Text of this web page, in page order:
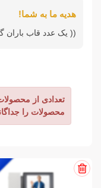
هدیه ما به شما!
(( یک عدد قاب باران
تعدادی از
محصولات را